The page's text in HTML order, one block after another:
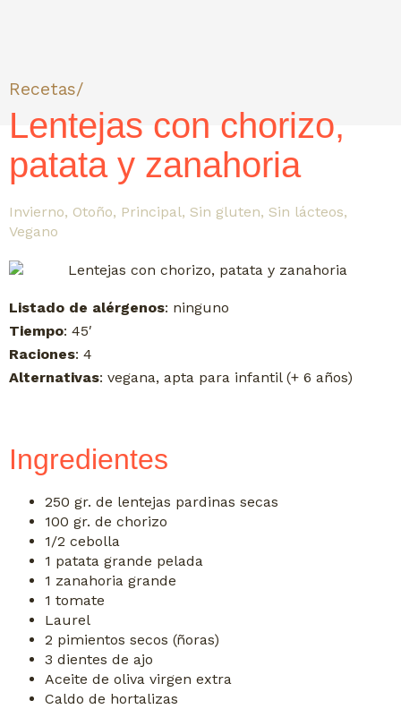
Recetas/
Lentejas con chorizo,
patata y zanahoria
Invierno, Otoño, Principal, Sin gluten, Sin lácteos,
Vegano
Listado de alérgenos: ninguno
Tiempo: 45′
Raciones: 4
Alternativas: vegana, apta para infantil (+ 6 años)
Ingredientes
250 gr. de lentejas pardinas secas
100 gr. de chorizo
1/2 cebolla
1 patata grande pelada
1 zanahoria grande
1 tomate
Laurel
2 pimientos secos (ñoras)
3 dientes de ajo
Aceite de oliva virgen extra
Caldo de hortalizas